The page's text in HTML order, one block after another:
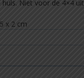
Niet voor de 4×4
x 2 cm